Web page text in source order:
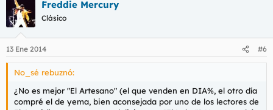
Freddie Mercury
Clásico
13 Ene 2014 #6
No_sé rebuznó:
¿No es mejor "El Artesano" (el que venden en DIA%, el otro día
compré el de yema, bien aconsejada por uno de los lectores de